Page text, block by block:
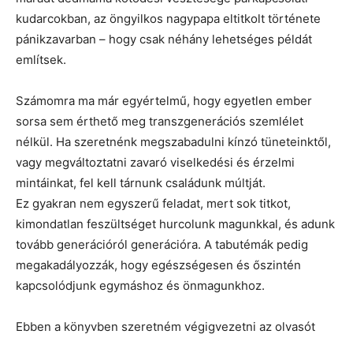
kudarcokban, az öngyilkos nagypapa eltitkolt története
pánikzavarban – hogy csak néhány lehetséges példát
említsek.
Számomra ma már egyértelmű, hogy egyetlen ember
sorsa sem érthető meg transzgenerációs szemlélet
nélkül. Ha szeretnénk megszabadulni kínzó tüneteinktől,
vagy megváltoztatni zavaró viselkedési és érzelmi
mintáinkat, fel kell tárnunk családunk múltját.
Ez gyakran nem egyszerű feladat, mert sok titkot,
kimondatlan feszültséget hurcolunk magunkkal, és adunk
tovább generációról generációra. A tabutémák pedig
megakadályozzák, hogy egészségesen és őszintén
kapcsolódjunk egymáshoz és önmagunkhoz.
Ebben a könyvben szeretném végigvezetni az olvasót